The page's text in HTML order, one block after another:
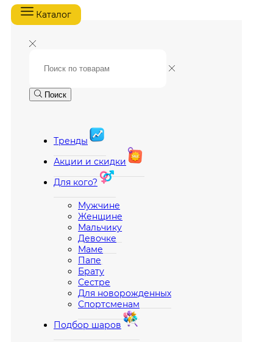
Каталог
Поиск
Тренды
Акции и скидки
Для кого?
Мужчине
Женщине
Мальчику
Девочке
Маме
Папе
Брату
Сестре
Для новорожденных
Спортсменам
Подбор шаров